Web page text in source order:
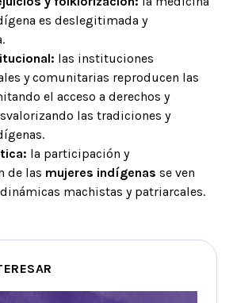
es deslegitimada y
las instituciones
y comunitarias reproducen las
el acceso a derechos y
las tradiciones y
la participación y
de las mujeres indígenas se ven
machistas y patriarcales.